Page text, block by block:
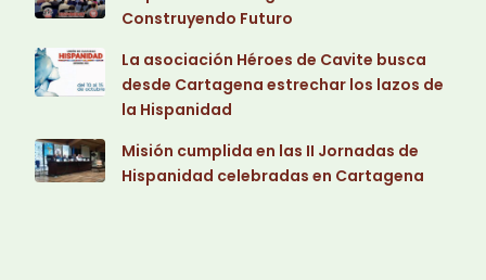
Construyendo Futuro
La asociación Héroes de Cavite busca
desde Cartagena estrechar los lazos de
la Hispanidad
Misión cumplida en las II Jornadas de
Hispanidad celebradas en Cartagena